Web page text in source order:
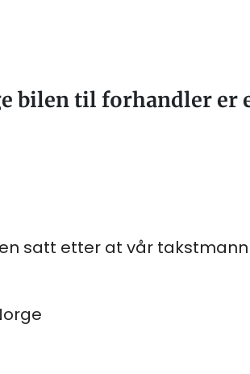
bilen til forhandler er
satt etter at vår